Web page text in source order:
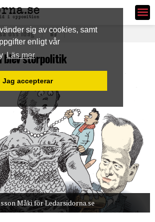
sig av cookies, samt
enligt vår
Läs mer
Jag accepterar
Ledarsidorna.se
oss idag
blev storpolitik
Måki för Ledarsidorna.se